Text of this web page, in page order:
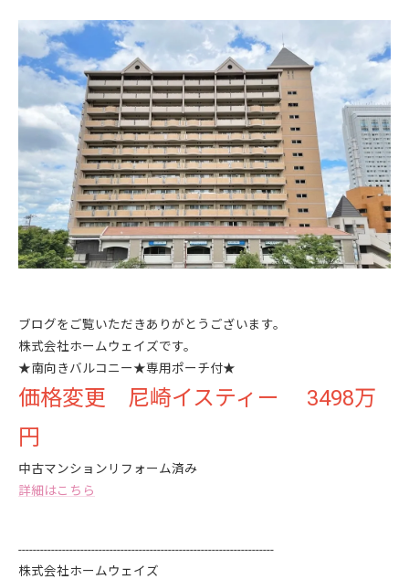
ブログをご覧いただきありがとうございます。
株式会社ホームウェイズです。
★南向きバルコニー★専用ポーチ付★
価格変更 尼崎イスティー 3498万
円
中古マンションリフォーム済み
詳細はこちら
----------------------------------------------------------------------
株式会社ホームウェイズ